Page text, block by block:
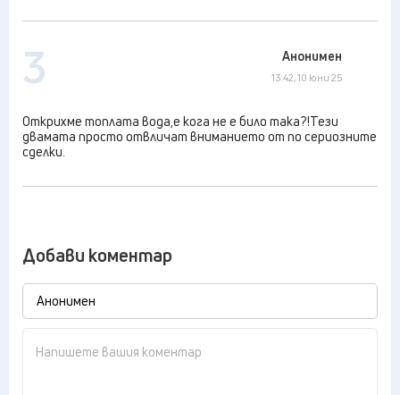
3 Анонимен
13:42, 10 юни 25
Открихме топлата вода,е кога не е било така?!Тези
двамата просто отвличат вниманието от по сериозните
сделки.
Добави коментар